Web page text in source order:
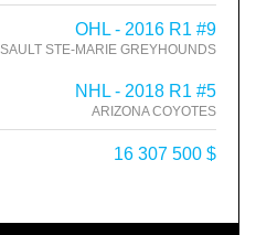
OHL - 2016 R1 #9
SAULT STE-MARIE GREYHOUNDS
NHL - 2018 R1 #5
ARIZONA COYOTES
16 307 500 $